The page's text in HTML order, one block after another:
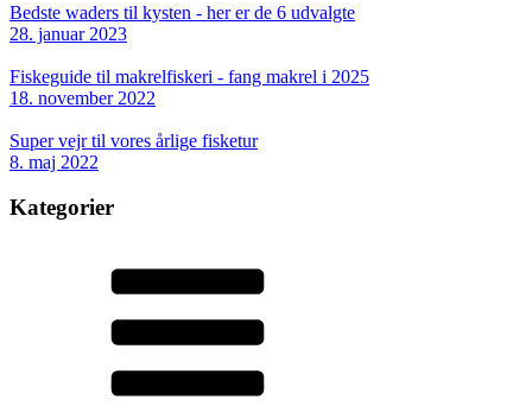
Bedste waders til kysten - her er de 6 udvalgte
28. januar 2023
Fiskeguide til makrelfiskeri - fang makrel i 2025
18. november 2022
Super vejr til vores årlige fisketur
8. maj 2022
Kategorier